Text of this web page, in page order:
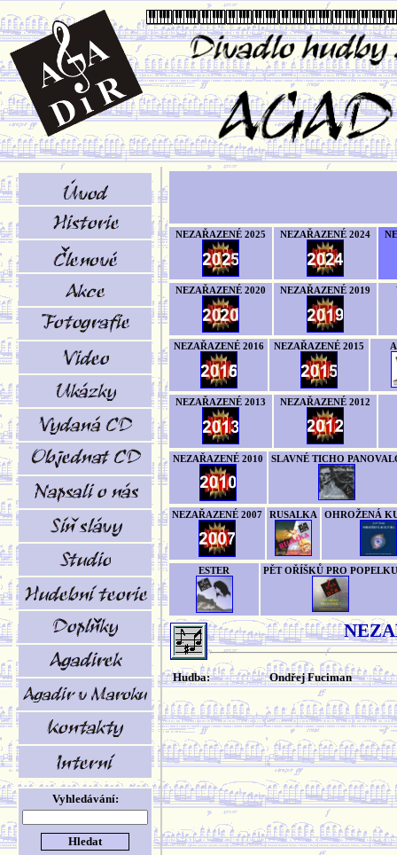
Vyhledávání:
NEZAŘAZENÉ 2025 NEZAŘAZENÉ 2024
NEZAŘAZENÉ 2020 NEZAŘAZENÉ 2019
NEZAŘAZENÉ 2016 NEZAŘAZENÉ 2015
NEZAŘAZENÉ 2013 NEZAŘAZENÉ 2012
NEZAŘAZENÉ 2010 SLAVNÉ TICHO
NEZAŘAZENÉ 2007 RUSALKA OHROŽENÁ
ESTER PĚT OŘÍŠKŮ PRO POPELKU
Hudba: Ondřej Fuciman